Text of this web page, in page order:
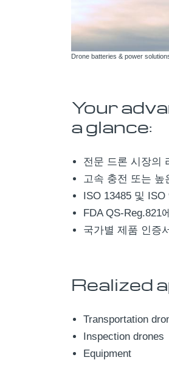
Drone batteries & power
Your
a glance:
전문 드론 시장의
고속 충전 또는 높
ISO 13485 및
FDA QS-Reg.821
국가별 제품 인증
Realized
Transportation
Inspection drones
Equipment